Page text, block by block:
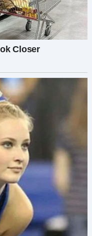
Наташа с другой
три,
денег,
на меня.
за свое
сама приехала.
Наверное, моча в
у всех все
да один. И вот
же дураком я
Свете, а
Саша.
поперлась к